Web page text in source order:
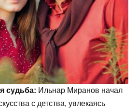
судьба: Ильнар Миранов начал
с детства, увлекаясь